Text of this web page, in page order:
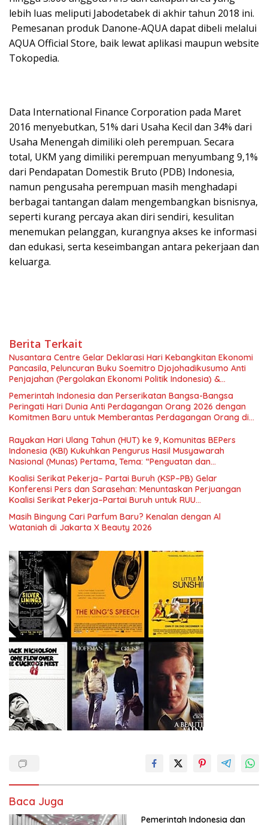
lebih luas meliputi Jabodetabek di akhir tahun 2018 ini.
Pemesanan produk Danone-AQUA dapat dibeli melalui
AQUA Official Store, baik lewat aplikasi maupun website
Tokopedia.
Data International Finance Corporation pada Maret
2016 menyebutkan, 51% dari Usaha Kecil dan 34% dari
Usaha Menengah dimiliki oleh perempuan. Secara
total, UKM yang dimiliki perempuan menyumbang 9,1%
dari Pendapatan Domestik Bruto (PDB) Indonesia,
namun pengusaha perempuan masih menghadapi
berbagai tantangan dalam mengembangkan bisnisnya,
seperti kurang percaya akan diri sendiri, kesulitan
menemukan pelanggan, kurangnya akses ke informasi
dan edukasi, serta keseimbangan antara pekerjaan dan
keluarga.
Berita Terkait
Nusantara Centre Gelar Deklarasi Hari Kebangkitan Ekonomi
Pancasila, Peluncuran Buku Soemitro Djojohadikusumo Anti
Penjajahan (Pergolakan Ekonomi Politik Indonesia) &
Simposium Nasional “Urgensi Undang-Undang Perekonomian
Nasional dan Kesejahteraan Sosial dalam Menata Bangsa
Menuju Indonesia Emas 2045”,
Pemerintah Indonesia dan Perserikatan Bangsa-Bangsa
Peringati Hari Dunia Anti Perdagangan Orang 2026 dengan
Komitmen Baru untuk Memberantas Perdagangan Orang di
Rayakan Hari Ulang Tahun (HUT) ke 9, Komunitas BEPers
Indonesia (KBI) Kukuhkan Pengurus Hasil Musyawarah
Nasional (Munas) Pertama, Tema: “Penguatan dan
Pengembangan Organisasi KBI yang Berbasis Riset di seluruh
Indonesia dan Mancanegara”.
Koalisi Serikat Pekerja– Partai Buruh (KSP–PB) Gelar
Konferensi Pers dan Sarasehan: Menuntaskan Perjuangan
Koalisi Serikat Pekerja–Partai Buruh untuk RUU
Ketenagakerjaan Baru.
Masih Bingung Cari Parfum Baru? Kenalan dengan Al
Wataniah di Jakarta X Beauty 2026
Baca Juga
Pemerintah Indonesia dan